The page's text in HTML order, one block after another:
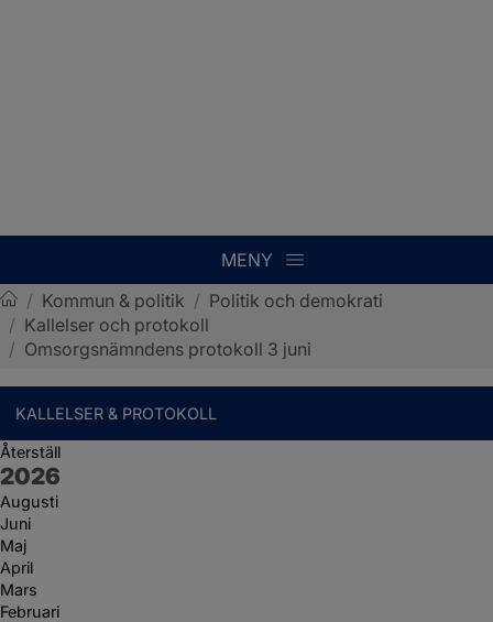
MENY
Sotenäs kommun
/ Kommun & politik / Politik och demokrati
/ Kallelser och protokoll
/ Omsorgsnämndens protokoll 3 juni
KALLELSER & PROTOKOLL
Återställ
År:
2026
Augusti
Juni
Maj
April
Mars
Februari